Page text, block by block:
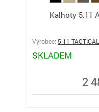
Kalhoty 5.11
Výrobce: 5.11 TACTICAL
SKLADEM
2